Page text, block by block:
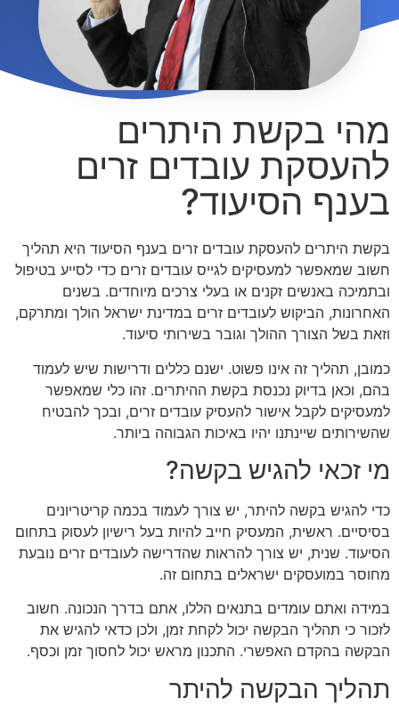
מהי בקשת היתרים
להעסקת עובדים זרים
בענף הסיעוד?
בקשת היתרים להעסקת עובדים זרים בענף הסיעוד היא תהליך
חשוב שמאפשר למעסיקים לגייס עובדים זרים כדי לסייע בטיפול
ובתמיכה באנשים זקנים או בעלי צרכים מיוחדים. בשנים
האחרונות, הביקוש לעובדים זרים במדינת ישראל הולך ומתרקם,
וזאת בשל הצורך ההולך וגובר בשירותי סיעוד.
כמובן, תהליך זה אינו פשוט. ישנם כללים ודרישות שיש לעמוד
בהם, וכאן בדיוק נכנסת בקשת ההיתרים. זהו כלי שמאפשר
למעסיקים לקבל אישור להעסיק עובדים זרים, ובכך להבטיח
שהשירותים שיינתנו יהיו באיכות הגבוהה ביותר.
מי זכאי להגיש בקשה?
כדי להגיש בקשה להיתר, יש צורך לעמוד בכמה קריטריונים
בסיסיים. ראשית, המעסיק חייב להיות בעל רישיון לעסוק בתחום
הסיעוד. שנית, יש צורך להראות שהדרישה לעובדים זרים נובעת
מחוסר במועסקים ישראלים בתחום זה.
במידה ואתם עומדים בתנאים הללו, אתם בדרך הנכונה. חשוב
לזכור כי תהליך הבקשה יכול לקחת זמן, ולכן כדאי להגיש את
הבקשה בהקדם האפשרי. התכנון מראש יכול לחסוך זמן וכסף.
תהליך הבקשה להיתר